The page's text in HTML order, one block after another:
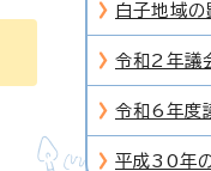
白子地域の
令和2年議
令和6年度
平成30年